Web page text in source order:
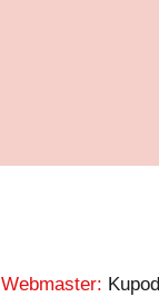
Webmaster: